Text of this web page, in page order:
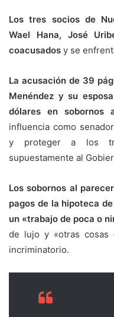
Los tres socios de
Wael Hana, José
coacusados y se
La acusación de 39
Menéndez y su
dólares en sobornos
influencia como
y proteger a los
supuestamente al
Los sobornos al
pagos de la hipoteca
un «trabajo de poca o
de lujo y «otras cosas
incriminatorio.